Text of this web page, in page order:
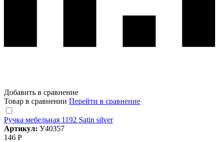
Добавить в сравнение
Товар в сравнении Перейти в сравнение
Ручка мебельная 1192 Satin silver
Артикул: У40357
146 Р